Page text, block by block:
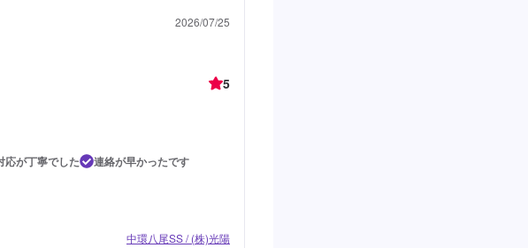
2026/07/25
5
応が丁寧でした
連絡が早かったです
中環八尾SS / (株)光陽